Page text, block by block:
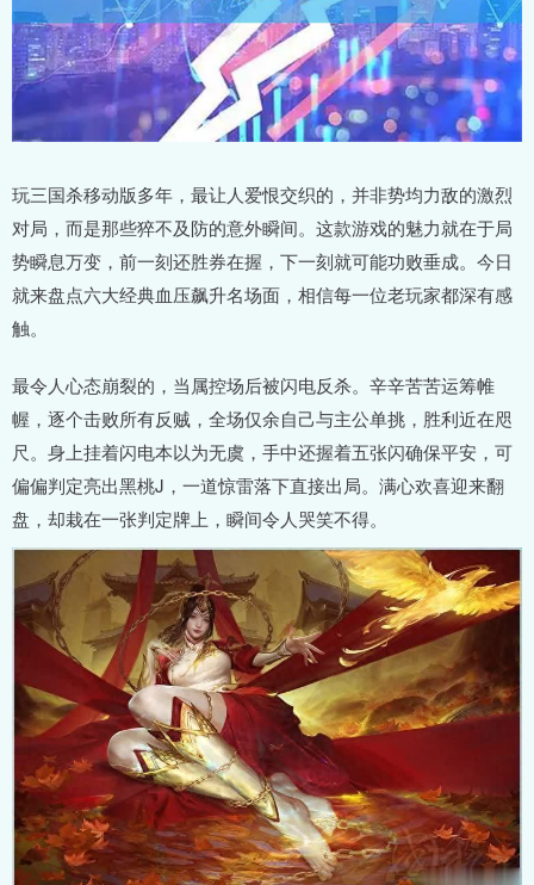
玩三国杀移动版多年，最让人爱恨交织的，并非势均力敌的激烈
对局，而是那些猝不及防的意外瞬间。这款游戏的魅力就在于局
势瞬息万变，前一刻还胜券在握，下一刻就可能功败垂成。今日
就来盘点六大经典血压飙升名场面，相信每一位老玩家都深有感
触。
最令人心态崩裂的，当属控场后被闪电反杀。辛辛苦苦运筹帷
幄，逐个击败所有反贼，全场仅余自己与主公单挑，胜利近在咫
尺。身上挂着闪电本以为无虞，手中还握着五张闪确保平安，可
偏偏判定亮出黑桃J，一道惊雷落下直接出局。满心欢喜迎来翻
盘，却栽在一张判定牌上，瞬间令人哭笑不得。